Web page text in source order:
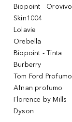
Biopoint - Orovivo
Skin1004
Lolavie
Orebella
Biopoint - Tinta
Burberry
Tom Ford Profumo
Afnan profumo
Florence by Mills
Dyson